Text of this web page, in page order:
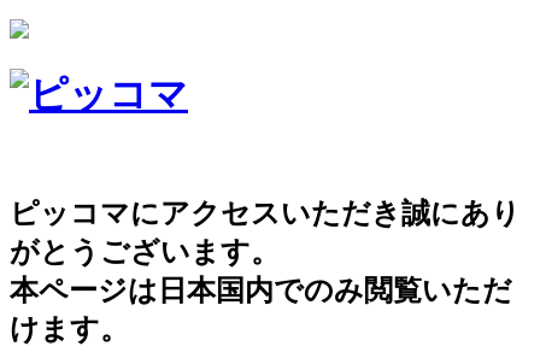
ピッコマにアクセスいただき誠にあり
がとうございます。
本ページは日本国内でのみ閲覧いただ
けます。